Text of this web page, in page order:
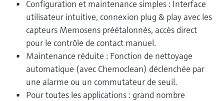
Configuration et maintenance simples : Interface
utilisateur intuitive, connexion plug & play avec les
capteurs Memosens préétalonnés, accès direct
pour le contrôle de contact manuel.
Maintenance réduite : Fonction de nettoyage
automatique (avec Chemoclean) déclenchée par
une alarme ou un commutateur de seuil.
Pour toutes les applications : grand nombre